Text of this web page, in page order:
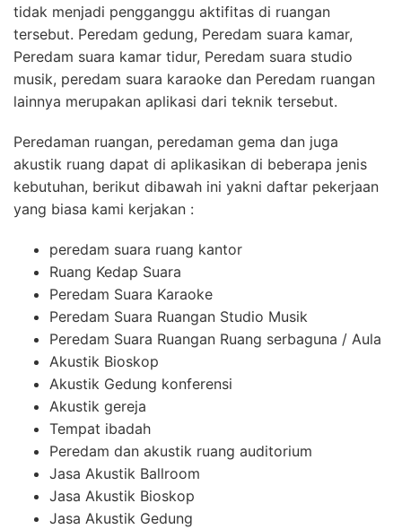
tidak menjadi pengganggu aktifitas di ruangan
tersebut. Peredam gedung, Peredam suara kamar,
Peredam suara kamar tidur, Peredam suara studio
musik, peredam suara karaoke dan Peredam ruangan
lainnya merupakan aplikasi dari teknik tersebut.
Peredaman ruangan, peredaman gema dan juga
akustik ruang dapat di aplikasikan di beberapa jenis
kebutuhan, berikut dibawah ini yakni daftar pekerjaan
yang biasa kami kerjakan :
peredam suara ruang kantor
Ruang Kedap Suara
Peredam Suara Karaoke
Peredam Suara Ruangan Studio Musik
Peredam Suara Ruangan Ruang serbaguna / Aula
Akustik Bioskop
Akustik Gedung konferensi
Akustik gereja
Tempat ibadah
Peredam dan akustik ruang auditorium
Jasa Akustik Ballroom
Jasa Akustik Bioskop
Jasa Akustik Gedung